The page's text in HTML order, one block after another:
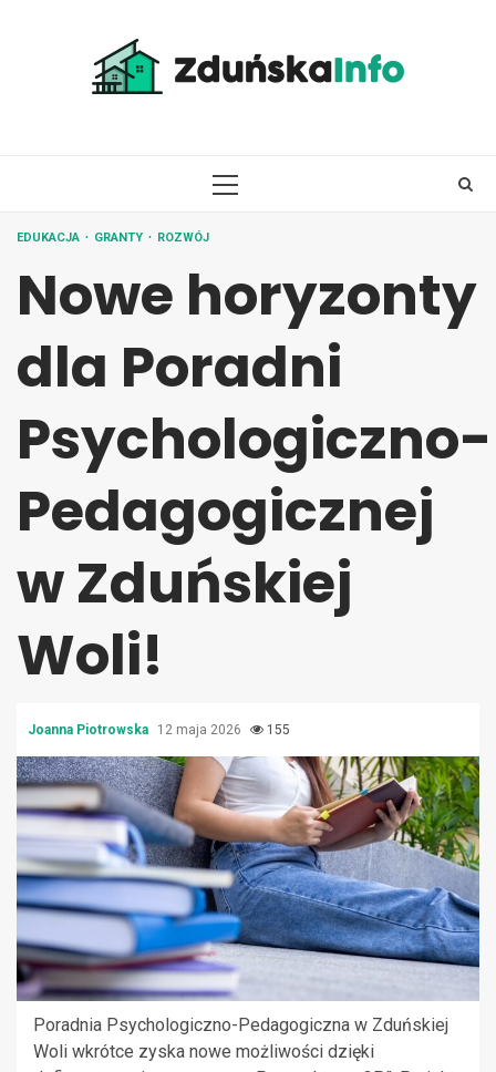
PRIMARY
EDUKACJA GRANTY ROZWÓJ
Nowe horyzonty
dla Poradni
Psychologiczno-
Pedagogicznej
w Zduńskiej
Woli!
Joanna Piotrowska 12 maja 2026 155
Poradnia Psychologiczno-Pedagogiczna w Zduńskiej
Woli wkrótce zyska nowe możliwości dzięki